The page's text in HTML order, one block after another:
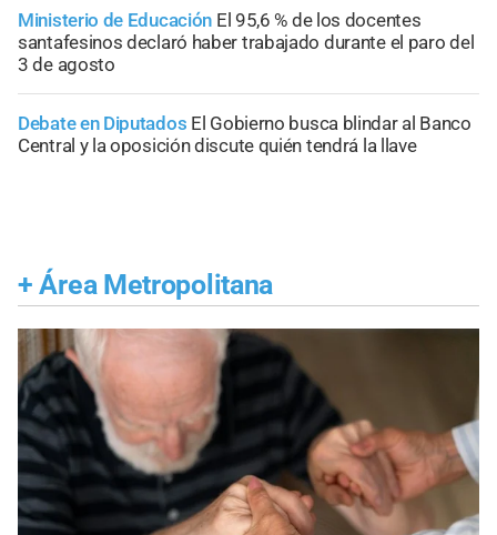
Ministerio de Educación El 95,6 % de los docentes
santafesinos declaró haber trabajado durante el paro del
3 de agosto
Debate en Diputados El Gobierno busca blindar al Banco
Central y la oposición discute quién tendrá la llave
+ Área Metropolitana